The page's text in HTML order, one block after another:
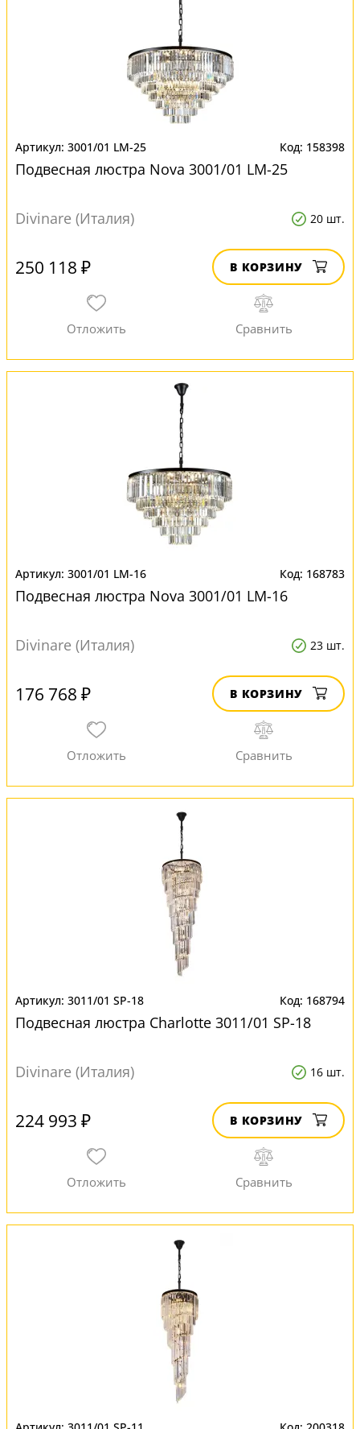
3001/01 LM-25 158398
Подвесная люстра Nova 3001/01 LM-25
Divinare (Италия) 20 шт.
250 118 ₽ В КОРЗИНУ
3001/01 LM-16 168783
Подвесная люстра Nova 3001/01 LM-16
Divinare (Италия) 23 шт.
176 768 ₽ В КОРЗИНУ
3011/01 SP-18 168794
Подвесная люстра Charlotte 3011/01 SP-18
Divinare (Италия) 16 шт.
224 993 ₽ В КОРЗИНУ